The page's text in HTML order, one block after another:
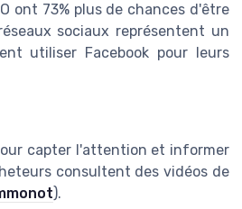
ont 73% plus de chances d'être
sociaux représentent un
utiliser Facebook pour leurs
capter l'attention et informer
consultent des vidéos de
).